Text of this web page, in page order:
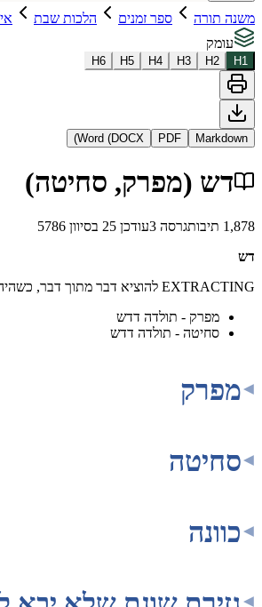
משנה תורה
ספר זמנים הלכות שבת
עומק
H1
H2
H3
H4
H5
H6
Markdown
PDF
Word (DOCX)
דש (מפרק, סחיטה)
1,878 תיבותגרסה 3עודכן 25 בסיוון 5786
דש
EXTRACTING להוציא דבר מתוך דבר, כשהיה מקודם אחד וכאילו ממציא דבר חדש ע"י פירוק
מפרק - תולדה דדש
סחיטה - תולדה דדש
מפרק
סחיטה
כוונה